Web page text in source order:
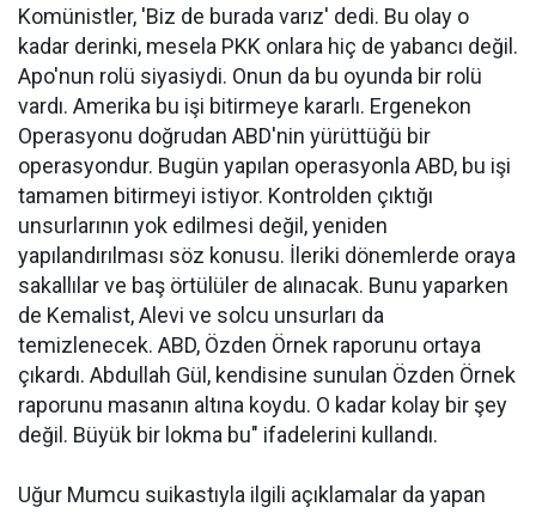
Komünistler, 'Biz de burada varız' dedi. Bu olay o
kadar derinki, mesela PKK onlara hiç de yabancı değil.
Apo'nun rolü siyasiydi. Onun da bu oyunda bir rolü
vardı. Amerika bu işi bitirmeye kararlı. Ergenekon
Operasyonu doğrudan ABD'nin yürüttüğü bir
operasyondur. Bugün yapılan operasyonla ABD, bu işi
tamamen bitirmeyi istiyor. Kontrolden çıktığı
unsurlarının yok edilmesi değil, yeniden
yapılandırılması söz konusu. İleriki dönemlerde oraya
sakallılar ve baş örtülüler de alınacak. Bunu yaparken
de Kemalist, Alevi ve solcu unsurları da
temizlenecek. ABD, Özden Örnek raporunu ortaya
çıkardı. Abdullah Gül, kendisine sunulan Özden Örnek
raporunu masanın altına koydu. O kadar kolay bir şey
değil. Büyük bir lokma bu" ifadelerini kullandı.
Uğur Mumcu suikastıyla ilgili açıklamalar da yapan